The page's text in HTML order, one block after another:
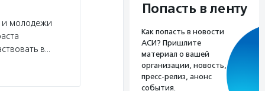
и молодежи
в…
Попасть в ленту
Как попасть в новости
АСИ? Пришлите
материал о вашей
организации, новость,
пресс-релиз, анонс
события.